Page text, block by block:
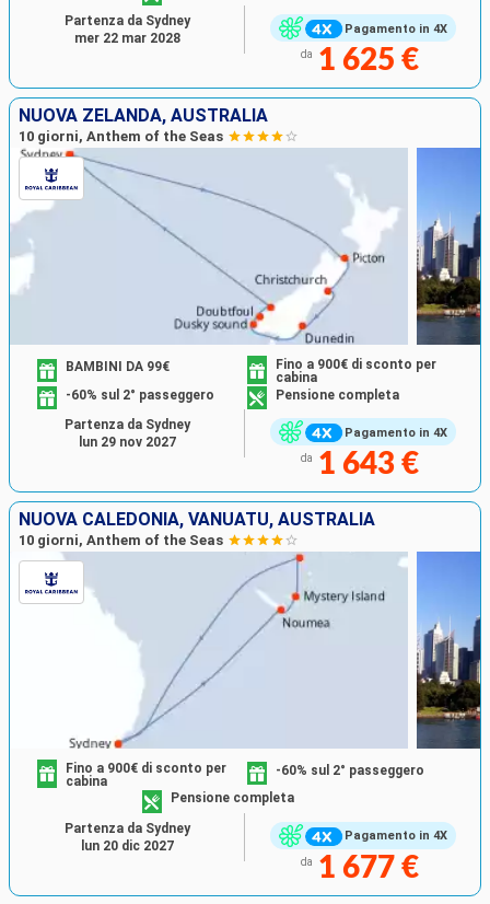
Pagamento in 4X
da 1 625 €
Partenza da Sydney
mer 22 mar 2028
NUOVA ZELANDA, AUSTRALIA
10 giorni, Anthem of the Seas
Pagamento in 4X
BAMBINI DA 99€
Fino a 900€ di sconto per
cabina
-60% sul 2° passeggero
Pensione completa
da 1 643 €
Partenza da Sydney
lun 29 nov 2027
NUOVA CALEDONIA, VANUATU, AUSTRALIA
10 giorni, Anthem of the Seas
Pagamento in 4X
Fino a 900€ di sconto per
cabina
-60% sul 2° passeggero
Pensione completa
da 1 677 €
Partenza da Sydney
lun 20 dic 2027